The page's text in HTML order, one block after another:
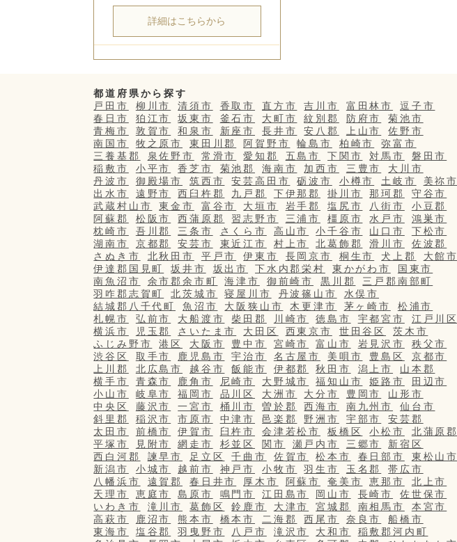
詳細はこちらから
都道府県から探す
戸田市
柳川市 清須市 香取市 直方市 吉川市 富田林市
逗子市
春日市
狛江市 坂東市 釜石市 大町市 紋別郡 防府市
菊池市
青梅市
敦賀市 和泉市 新座市 長井市 安八郡 上山市
佐野市
南国市
牧之原市 東田川郡 阿賀野市 輪島市 柏崎市
弥富市
三養基郡
泉佐野市 常滑市 愛知郡 五島市 下関市 対馬市
磐田市
稲敷市
小平市 香芝市 菊池郡 海南市 加西市 三豊市
大川市
丹波市
御殿場市 筑西市 安芸高田市 砺波市 小樽市 土岐市
美祢市
出水市
遠野市 西臼杵郡 九戸郡 下伊那郡 掛川市 那珂郡
守谷市
武蔵村山市
東金市 富谷市 大垣市 岩手郡 塩尻市 八街市
小豆郡
阿蘇郡
松阪市 西蒲原郡 習志野市 三浦市 橿原市 水戸市
鴻巣市
枕崎市
吾川郡 三条市 さくら市 高山市 小千谷市 山口市
下松市
湖南市
京都郡 安芸市 東近江市 村上市 北葛飾郡 滑川市
佐波郡
さぬき市
北秋田市 平戸市 伊東市 長岡京市 桐生市 犬上郡
大館市
伊達郡国見町
坂井市 坂出市 下水内郡栄村 東かがわ市
国東市
南魚沼市
余市郡余市町 海津市 御前崎市 黒川郡
三戸郡南部町
羽咋郡志賀町
北茨城市 寝屋川市 丹波篠山市
水俣市
結城郡八千代町
魚沼市 大阪狭山市 木更津市 茅ヶ崎市
松浦市
札幌市
弘前市 大船渡市 柴田郡 川崎市 徳島市 宇都宮市
江戸川区
横浜市
児玉郡 さいたま市 大田区 西東京市 世田谷区
茨木市
ふじみ野市
港区 大阪市 豊中市 宮崎市 富山市 岩見沢市
秩父市
渋谷区
取手市 鹿児島市 宇治市 名古屋市 美唄市 豊島区
京都市
上川郡
北広島市 越谷市 飯能市 伊都郡 秋田市 潟上市
山本郡
横手市
青森市 鹿角市 尼崎市 大野城市 福知山市 姫路市
田辺市
小山市
岐阜市 福岡市 品川区 大洲市 大分市 豊岡市
山形市
中央区
藤沢市 一宮市 桶川市 曽於郡 西海市 南九州市
仙台市
斜里郡
稲沢市 市原市 中津市 邑楽郡 野洲市 宇部市
安芸郡
太田市
前橋市 伊賀市 臼杵市 会津若松市 板橋区 小松市
北蒲原郡
平塚市
見附市 網走市 杉並区 関市 瀬戸内市 三郷市
新宿区
西白河郡
諫早市 足立区 千曲市 佐賀市 松本市 春日部市
東松山市
新潟市
小城市 越前市 神戸市 小牧市 羽生市 玉名郡
帯広市
八幡浜市
遠賀郡 春日井市 厚木市 阿蘇市 奄美市 恵那市
北上市
天理市
恵庭市 島原市 鳴門市 江田島市 岡山市 長崎市
佐世保市
いわき市
滝川市 葛飾区 鈴鹿市 大津市 宮城郡 南相馬市
本宮市
高萩市
鹿沼市 熊本市 橋本市 二海郡 西尾市 奈良市
船橋市
東海市
塩谷郡 羽曳野市 八戸市 滝沢市 大和市
稲敷郡河内町